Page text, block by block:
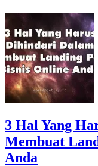
3 Hal Yang
Membuat
Anda